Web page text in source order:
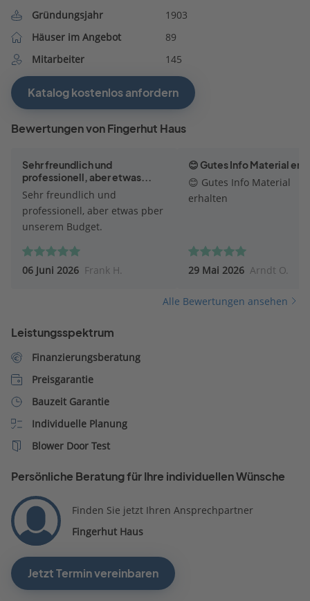
Gründungsjahr
1903
Häuser im Angebot
89
Mitarbeiter
145
Katalog kostenlos anfordern
Bewertungen von Fingerhut Haus
Sehr freundlich und
professionell, aber etwas...
Sehr freundlich und
professionell, aber etwas pber
unserem Budget.
06 Juni 2026 Frank H.
😊 Gutes Info Material
😊 Gutes Info Material
erhalten
29 Mai 2026 Arndt O.
Alle Bewertungen ansehen
Leistungsspektrum
Finanzierungsberatung
Preisgarantie
Bauzeit Garantie
Individuelle Planung
Blower Door Test
Persönliche Beratung für Ihre individuellen Wünsche
Finden Sie jetzt Ihren Ansprechpartner
Fingerhut Haus
Jetzt Termin vereinbaren